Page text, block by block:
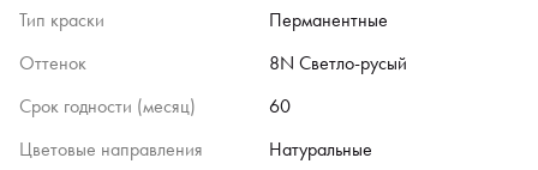
Тип краски
Перманентные
Оттенок
8N Светло-русый
Срок годности (месяц)
60
Цветовые направления
Натуральные